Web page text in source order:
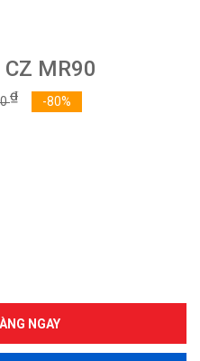
MR90
₫ -80%
NGAY